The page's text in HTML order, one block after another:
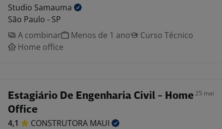
Studio Samauma
São Paulo - SP
A combinar
Menos de 1 ano
Curso Técnico
Home office
Estagiário De Engenharia Civil - Home
Office
25 mai
4,1 CONSTRUTORA MAUI